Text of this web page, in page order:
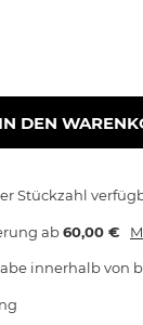
IN DEN
Stückzahl
ab60,00 €
innerhalb von